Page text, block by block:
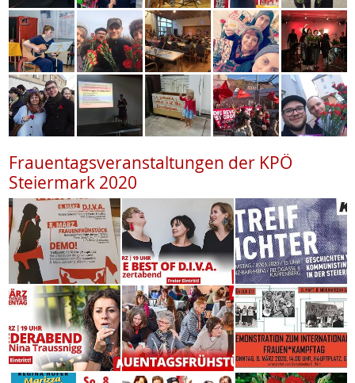
Frauentagsveranstaltungen der KPÖ
Steiermark 2020